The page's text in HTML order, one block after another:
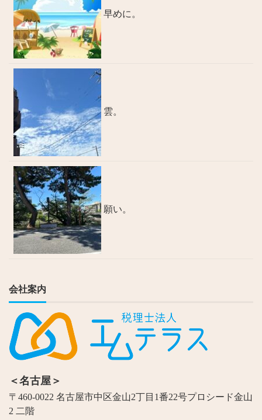
早めに。
雲。
願い。
会社案内
＜名古屋＞
〒460-0022 名古屋市中区金山2丁目1番22号プロシード金山
2 二階